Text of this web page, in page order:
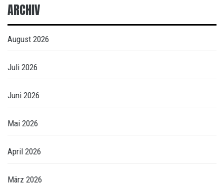
ARCHIV
August 2026
Juli 2026
Juni 2026
Mai 2026
April 2026
März 2026